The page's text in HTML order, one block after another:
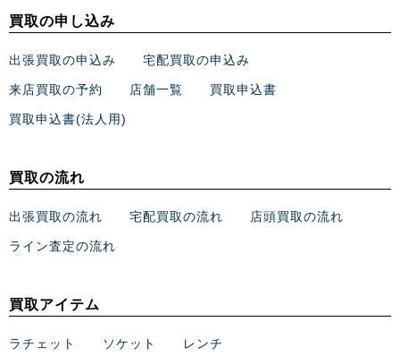
買取の申し込み
出張買取の申込み 宅配買取の申込み
来店買取の予約 店舗一覧 買取申込書
買取申込書(法人用)
買取の流れ
出張買取の流れ 宅配買取の流れ 店頭買取の流れ
ライン査定の流れ
買取アイテム
ラチェット ソケット レンチ